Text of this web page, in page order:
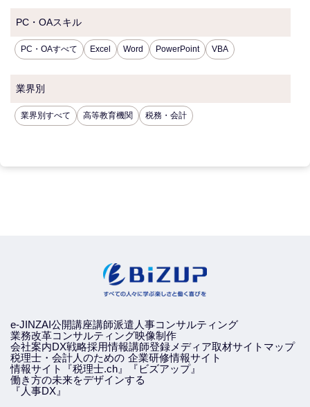
PC・OAスキル
PC・OAすべて Excel Word PowerPoint VBA
業界別
業界別すべて 高等教育機関 税務・会計
e-JINZAI公開講座講師派遣 人事コンサルティング
業務改革コンサルティング映像制作
会社案内DX戦略採用情報講師登録 メディア取材サイトマップ
税理士・会計人のための
情報サイト『税理士.ch』
企業研修情報サイト
『ビズアップ』
働き方の未来をデザインする
『人事DX』